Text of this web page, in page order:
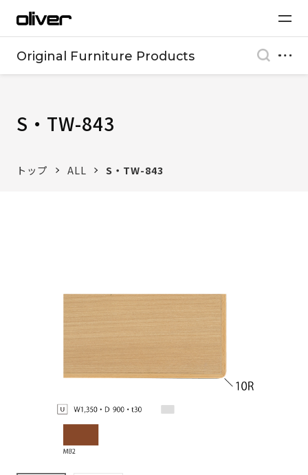
Original Furniture Products
S・TW-843
トップ ALL S・TW-843